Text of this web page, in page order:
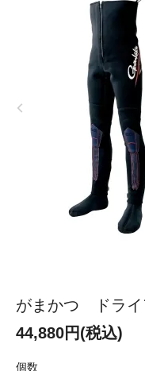
がまかつ ドライ
44,880円(税込)
個数